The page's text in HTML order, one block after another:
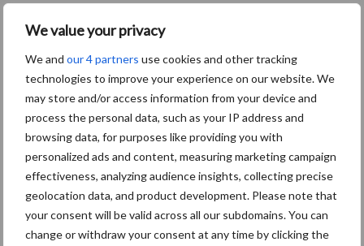
We value your privacy
We and our 4 partners use cookies and other tracking
technologies to improve your experience on our website. We
may store and/or access information from your device and
process the personal data, such as your IP address and
browsing data, for purposes like providing you with
personalized ads and content, measuring marketing campaign
effectiveness, analyzing audience insights, collecting precise
geolocation data, and product development. Please note that
your consent will be valid across all our subdomains. You can
change or withdraw your consent at any time by clicking the
Machines Duurzaamheid
Aardappelen
oogsten
Graan oogsten
Toon meer